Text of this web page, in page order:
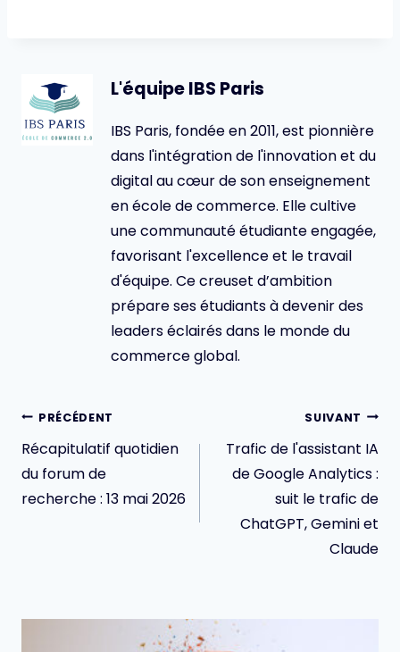
L'équipe IBS Paris
IBS Paris, fondée en 2011, est pionnière
dans l'intégration de l'innovation et du
digital au cœur de son enseignement
en école de commerce. Elle cultive
une communauté étudiante engagée,
favorisant l'excellence et le travail
d'équipe. Ce creuset d’ambition
prépare ses étudiants à devenir des
leaders éclairés dans le monde du
commerce global.
Navigation
de
l’article
PRÉCÉDENT
Récapitulatif quotidien
du forum de
recherche : 13 mai 2026
SUIVANT
Trafic de l'assistant IA
de Google Analytics :
suit le trafic de
ChatGPT, Gemini et
Claude